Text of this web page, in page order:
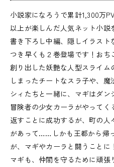
小説家になろうで累計1,300万
以上が楽しんだ人気ネット小
書き下ろし中編、隠しイラスト
つき早くも２巻登場です！お
創り出した妖艶な人型スライム
しまったチートなスラ子や、
シィたちと一緒に、マギはダ
冒険者の少女カーラがやってく
返すことに成功するが、町の
があって……しかも王都から帰
が、マギやカーラと闘うこと
マギも、仲間を守るために頑